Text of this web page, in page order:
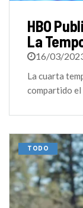
HBO
La
16/03/
La cuarta
compartido el
TODO